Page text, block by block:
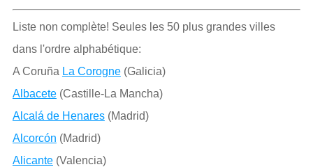
Liste non complète! Seules les 50 plus grandes villes
dans l'ordre alphabétique:
A Coruña La Corogne(Galicia)
Albacete(Castille-La Mancha)
Alcalá de Henares(Madrid)
Alcorcón (Madrid)
Alicante(Valencia)